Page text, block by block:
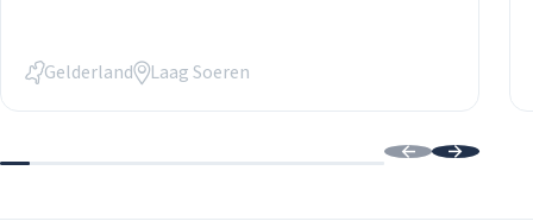
Gelderland Laag Soeren
Inloggen
Email